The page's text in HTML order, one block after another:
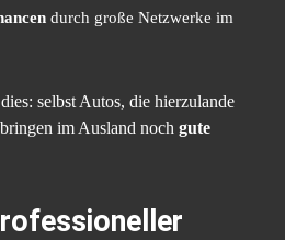
durch große Netzwerke im
selbst Autos, die hierzulande
im Ausland noch gute